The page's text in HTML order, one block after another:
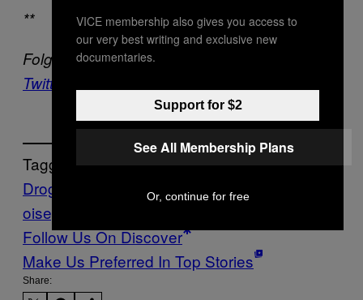
**
Folgt Noisey beiFacebook
Twitter
Tagged:
Drogen
drogenkonsum drogentote
oisey
Follow Us On Discover
Make Us Preferred In Top Stories
Share:
VICE membership also gives you access to
our very best writing and exclusive new
documentaries.
Support for $2
See All Membership Plans
Or, continue for free